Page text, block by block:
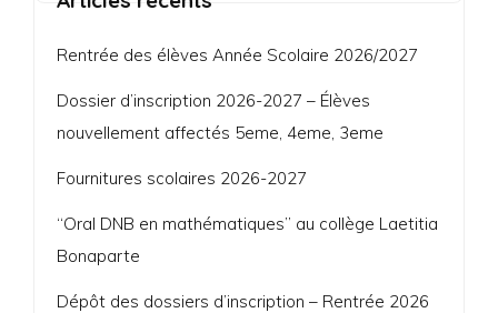
Rentrée des élèves Année Scolaire 2026/2027
Dossier d’inscription 2026-2027 – Élèves
nouvellement affectés 5eme, 4eme, 3eme
Fournitures scolaires 2026-2027
“Oral DNB en mathématiques” au collège Laetitia
Bonaparte
Dépôt des dossiers d’inscription – Rentrée 2026